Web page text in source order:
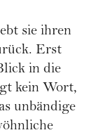
sie ihren
Erst
in die
kein Wort,
unbändige